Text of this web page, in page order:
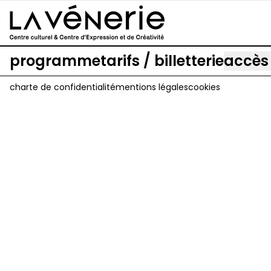
Aller au contenu principal
programmetarifs / billetterie
charte de confidentialitémentions légalescookies